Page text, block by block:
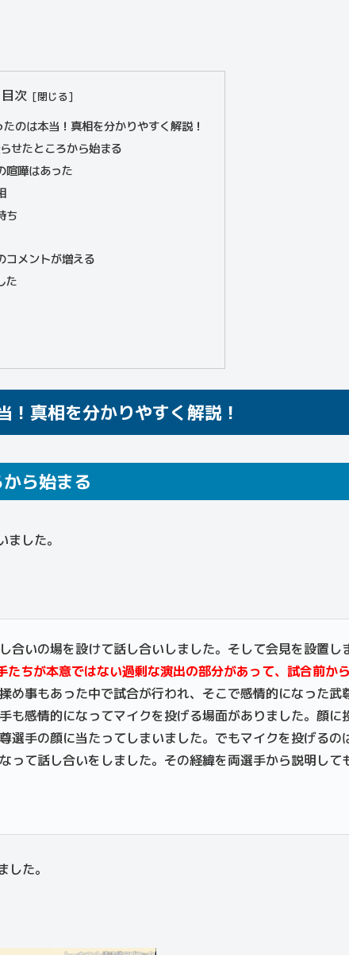
目次
たのは本当！真相を分かりやすく解説！
せたところから始まる
喧嘩はあった
ち
コメントが増える
た
！真相を分かりやすく解説！
ら始まる
した。
合いの場を設けて話し合いしました。そして会見を設置し
たちが本意ではない過剰な演出の部分があって、試合前か
め事もあった中で試合が行われ、そこで感情的になった武
も感情的になってマイクを投げる場面がありました。顔に
選手の顔に当たってしまいました。でもマイクを投げるの
って話し合いをしました。その経緯を両選手から説明して
た。